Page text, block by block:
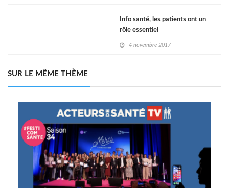
Info santé, les patients ont un
rôle essentiel
4 novembre 2017
SUR LE MÊME THÈME